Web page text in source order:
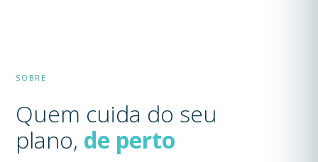
SOBRE
Quem cuida do seu
plano, de perto